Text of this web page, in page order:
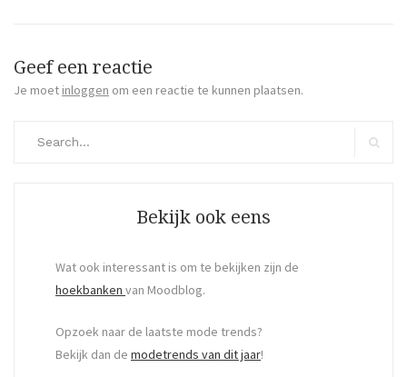
Geef een reactie
Je moet inloggen om een reactie te kunnen plaatsen.
Bekijk ook eens
Wat ook interessant is om te bekijken zijn de
hoekbanken van Moodblog.
Opzoek naar de laatste mode trends?
Bekijk dan de modetrends van dit jaar!